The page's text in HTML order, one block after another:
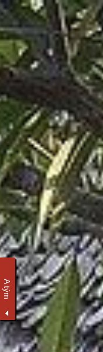
A tým
So 28.11 00:00
RH Piving Ostrava
FbC Coyotes Jablunkov